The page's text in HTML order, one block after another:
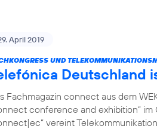
April 2019
UND
Deutschland
Fachmagazin connect aus dem
conference and exhibition“
vereint